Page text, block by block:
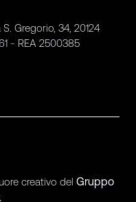
Gregorio, 34, 20124
- REA 2500385
creativo del Gruppo